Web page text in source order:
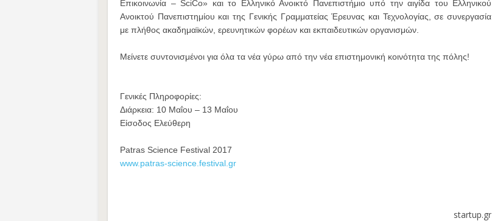
Επικοινωνία – SciCo» και το Ελληνικό Ανοικτό Πανεπιστήμιο υπό την αιγίδα του Ελληνικού
Ανοικτού Πανεπιστημίου και της Γενικής Γραμματείας Έρευνας και Τεχνολογίας, σε συνεργασία
με πλήθος ακαδημαϊκών, ερευνητικών φορέων και εκπαιδευτικών οργανισμών.
Μείνετε συντονισμένοι για όλα τα νέα γύρω από την νέα επιστημονική κοινότητα της πόλης!
Γενικές Πληροφορίες:
Διάρκεια: 10 Μαΐου – 13 Μαΐου
Είσοδος Ελεύθερη
Patras Science Festival 2017
www.patras-science.festival.gr
startup.gr